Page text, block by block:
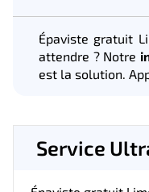
Épaviste gratuit
attendre ? Notre
est la solution.
Service